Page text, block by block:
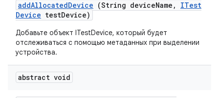
addAllocatedDevice (String deviceName ,
ITest
Device testDevice)
Добавьте объект ITestDevice, который будет
отслеживаться с помощью метаданных при выделении
устройства.
abstract void